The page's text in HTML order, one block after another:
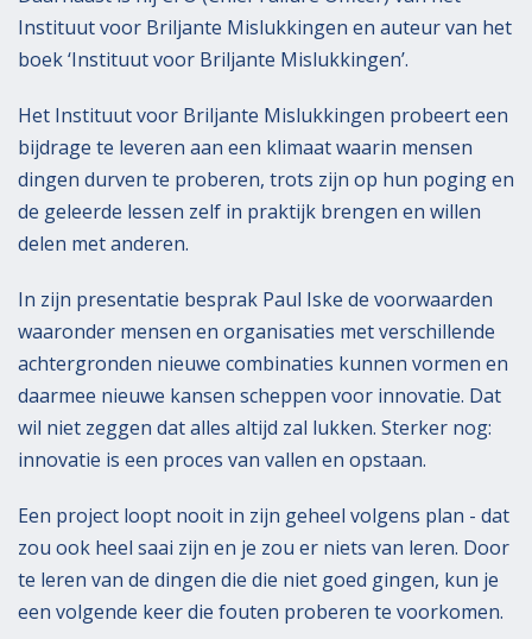
Instituut voor Briljante Mislukkingen en auteur van het
boek ‘Instituut voor Briljante Mislukkingen’.
Het Instituut voor Briljante Mislukkingen probeert een
bijdrage te leveren aan een klimaat waarin mensen
dingen durven te proberen, trots zijn op hun poging en
de geleerde lessen zelf in praktijk brengen en willen
delen met anderen.
In zijn presentatie besprak Paul Iske de voorwaarden
waaronder mensen en organisaties met verschillende
achtergronden nieuwe combinaties kunnen vormen en
daarmee nieuwe kansen scheppen voor innovatie. Dat
wil niet zeggen dat alles altijd zal lukken. Sterker nog:
innovatie is een proces van vallen en opstaan.
Een project loopt nooit in zijn geheel volgens plan - dat
zou ook heel saai zijn en je zou er niets van leren. Door
te leren van de dingen die die niet goed gingen, kun je
een volgende keer die fouten proberen te voorkomen.